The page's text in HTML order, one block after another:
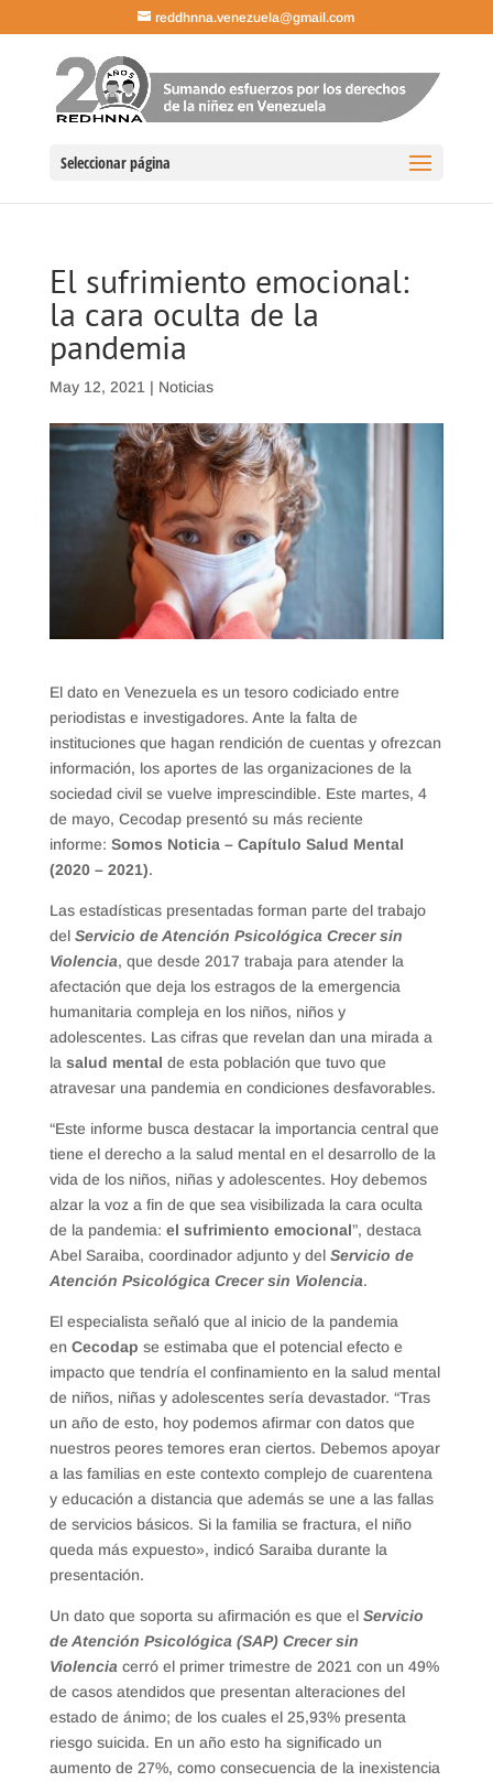
reddhnna.venezuela@gmail.com
Seleccionar página
El sufrimiento emocional:
la cara oculta de la
pandemia
May 12, 2021 | Noticias
El dato en Venezuela es un tesoro codiciado entre
periodistas e investigadores. Ante la falta de
instituciones que hagan rendición de cuentas y ofrezcan
información, los aportes de las organizaciones de la
sociedad civil se vuelve imprescindible. Este martes, 4
de mayo, Cecodap presentó su más reciente
informe: Somos Noticia – Capítulo Salud Mental
(2020 – 2021).
Las estadísticas presentadas forman parte del trabajo
del Servicio de Atención Psicológica Crecer sin
Violencia, que desde 2017 trabaja para atender la
afectación que deja los estragos de la emergencia
humanitaria compleja en los niños, niños y
adolescentes. Las cifras que revelan dan una mirada a
lasalud mental de esta población que tuvo que
atravesar una pandemia en condiciones desfavorables.
“Este informe busca destacar la importancia central que
tiene el derecho a la salud mental en el desarrollo de la
vida de los niños, niñas y adolescentes. Hoy debemos
alzar la voz a fin de que sea visibilizada la cara oculta
de la pandemia: el sufrimiento emocional”, destaca
Abel Saraiba, coordinador adjunto y del Servicio de
Atención Psicológica Crecer sin Violencia.
El especialista señaló que al inicio de la pandemia
en Cecodap se estimaba que el potencial efecto e
impacto que tendría el confinamiento en la salud mental
de niños, niñas y adolescentes sería devastador. “Tras
un año de esto, hoy podemos afirmar con datos que
nuestros peores temores eran ciertos. Debemos apoyar
a las familias en este contexto complejo de cuarentena
y educación a distancia que además se une a las fallas
de servicios básicos. Si la familia se fractura, el niño
queda más expuesto», indicó Saraiba durante la
presentación.
Un dato que soporta su afirmación es que el Servicio
de Atención Psicológica (SAP) Crecer sin
Violencia cerró el primer trimestre de 2021 con un 49%
de casos atendidos que presentan alteraciones del
estado de ánimo; de los cuales el 25,93% presenta
riesgo suicida. En un año esto ha significado un
aumento de 27%, como consecuencia de la inexistencia